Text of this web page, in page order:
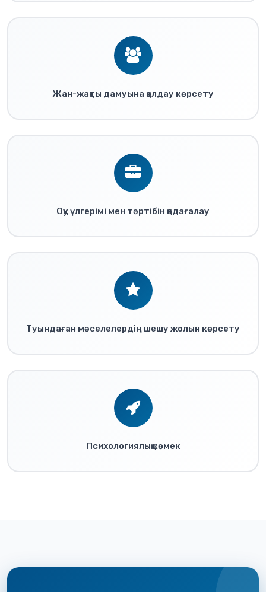
Жан-жақты дамуына қолдау көрсету
Оқу үлгерімі мен тәртібін қадағалау
Туындаған мәселелердің шешу жолын көрсету
Психологиялық көмек